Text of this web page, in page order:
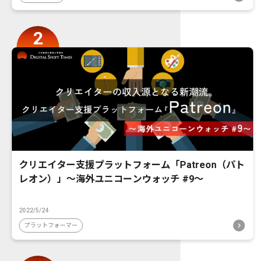
クリエイター支援プラットフォーム「Patreon（パト
レオン）」〜海外ユニコーンウォッチ #9〜
2022/5/24
プラットフォーマー